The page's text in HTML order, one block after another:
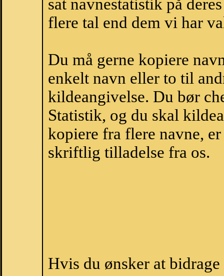
sat navnestatistik på
flere tal end dem vi har
Du må gerne kopiere
enkelt navn eller to til
kildeangivelse. Du bør
Statistik, og du skal
kopiere fra flere navne,
skriftlig tilladelse fra os.
Hvis du ønsker at